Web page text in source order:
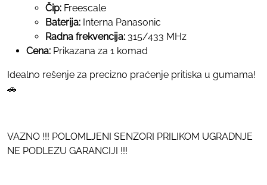
Čip: Freescale
Baterija: Interna Panasonic
Radna frekvencija: 315/433 MHz
Cena: Prikazana za 1 komad
Idealno rešenje za precizno praćenje pritiska u gumama!
🚗
VAZNO !!! POLOMLJENI SENZORI PRILIKOM UGRADNJE
NE PODLEZU GARANCIJI !!!